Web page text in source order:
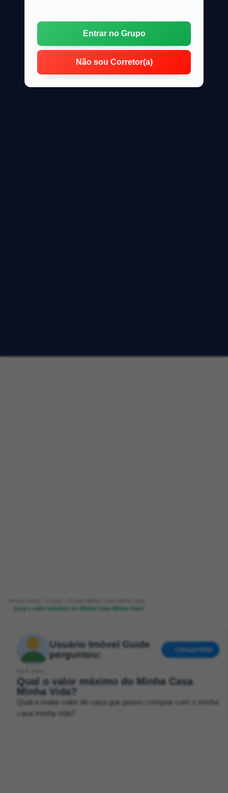
Entrar no Grupo
Não sou Corretor(a)
Qual o valor máximo do Minha Casa Minha Vida?
Usuário Imóvel Guide
perguntou:
Compartilhar
Qual o valor máximo do Minha Casa
Minha Vida?
Qual o maior valor de casa que posso comprar com o minha
casa minha vida?